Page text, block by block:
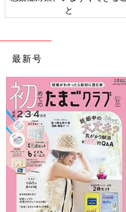
と
最新号